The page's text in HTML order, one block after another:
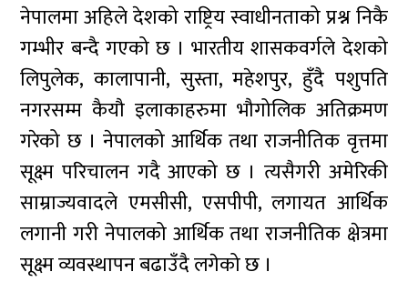
नेपालमा अहिले देशको राष्ट्रिय स्वाधीनताको प्रश्न निकै
गम्भीर बन्दै गएको छ । भारतीय शासकवर्गले देशको
लिपुलेक, कालापानी, सुस्ता, महेशपुर, हुँदै पशुपति
नगरसम्म कैयौ इलाकाहरुमा भौगोलिक अतिक्रमण
गरेको छ । नेपालको आर्थिक तथा राजनीतिक वृत्तमा
सूक्ष्म परिचालन गदै आएको छ । त्यसैगरी अमेरिकी
साम्राज्यवादले एमसीसी, एसपीपी, लगायत आर्थिक
लगानी गरी नेपालको आर्थिक तथा राजनीतिक क्षेत्रमा
सूक्ष्म व्यवस्थापन बढाउँदै लगेको छ ।